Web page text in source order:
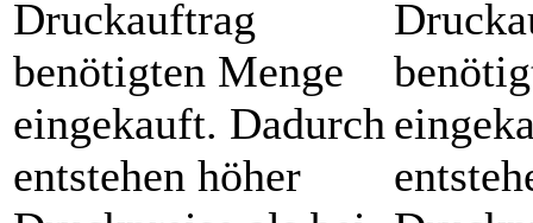
Druckauftrag
benötigten Menge
eingekauft. Dadurch
entstehen höher